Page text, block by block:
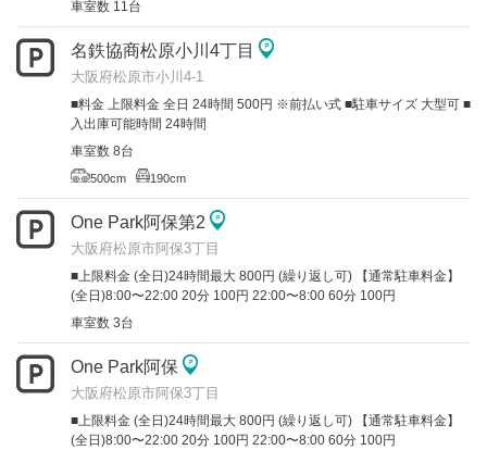
車室数 11台
名鉄協商松原小川4丁目
大阪府松原市小川4-1
■料金 上限料金 全日 24時間 500円 ※前払い式 ■駐車サイズ 大型可 ■
入出庫可能時間 24時間
車室数 8台
500cm 190cm
One Park阿保第2
大阪府松原市阿保3丁目
■上限料金 (全日)24時間最大 800円 (繰り返し可) 【通常駐車料金】
(全日)8:00〜22:00 20分 100円 22:00〜8:00 60分 100円
車室数 3台
One Park阿保
大阪府松原市阿保3丁目
■上限料金 (全日)24時間最大 800円 (繰り返し可) 【通常駐車料金】
(全日)8:00〜22:00 20分 100円 22:00〜8:00 60分 100円